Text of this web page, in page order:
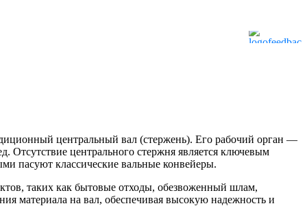
центральный вал (стержень). Его рабочий орган —
Отсутствие центрального стержня является ключевым
пасуют классические вальные конвейеры.
таких как бытовые отходы, обезвоженный шлам,
материала на вал, обеспечивая высокую надежность и